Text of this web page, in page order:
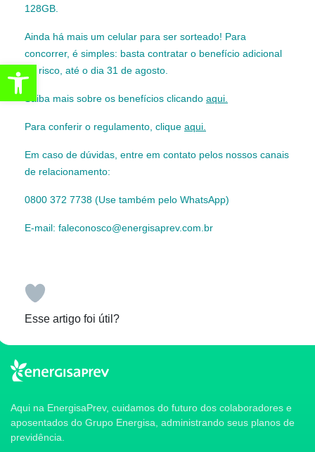
128GB.
Ainda há mais um celular para ser sorteado! Para
concorrer, é simples: basta contratar o benefício adicional
de risco, até o dia 31 de agosto.
Saiba mais sobre os benefícios clicando aqui.
Para conferir o regulamento, clique aqui.
Em caso de dúvidas, entre em contato pelos nossos canais
de relacionamento:
0800 372 7738 (Use também pelo WhatsApp)
E-mail: faleconosco@energisaprev.com.br
Esse artigo foi útil?
Aqui na EnergisaPrev, cuidamos do futuro dos colaboradores e
aposentados do Grupo Energisa, administrando seus planos de
previdência.
Abrir a barra de ferramentas